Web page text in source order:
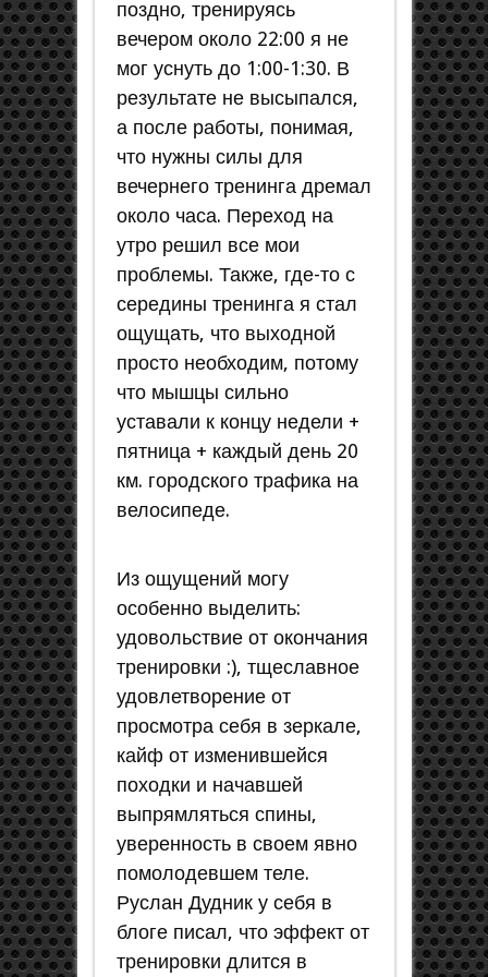
поздно, тренируясь
вечером около 22:00 я не
мог уснуть до 1:00-1:30. В
результате не высыпался,
а после работы, понимая,
что нужны силы для
вечернего тренинга дремал
около часа. Переход на
утро решил все мои
проблемы. Также, где-то с
середины тренинга я стал
ощущать, что выходной
просто необходим, потому
что мышцы сильно
уставали к концу недели +
пятница + каждый день 20
км. городского трафика на
велосипеде.
Из ощущений могу
особенно выделить:
удовольствие от окончания
тренировки :), тщеславное
удовлетворение от
просмотра себя в зеркале,
кайф от изменившейся
походки и начавшей
выпрямляться спины,
уверенность в своем явно
помолодевшем теле.
Руслан Дудник у себя в
блоге писал, что эффект от
тренировки длится в